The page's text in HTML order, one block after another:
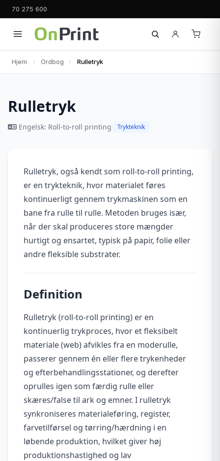
70 275 600
Hjem Ordbog Rulletryk
Rulletryk
Engelsk: Roll-to-roll printing Trykteknik
Rulletryk, også kendt som roll-to-roll printing,
er en trykteknik, hvor materialet føres
kontinuerligt gennem trykmaskinen som en
bane fra rulle til rulle. Metoden bruges især,
når der skal produceres store mængder
hurtigt og ensartet, typisk på papir, folie eller
andre fleksible substrater.
Definition
Rulletryk (roll-to-roll printing) er en
kontinuerlig trykproces, hvor et fleksibelt
materiale (web) afvikles fra en moderulle,
passerer gennem én eller flere trykenheder
og efterbehandlingsstationer, og derefter
oprulles igen som færdig rulle eller
skæres/false til ark og emner. I rulletryk
synkroniseres materialeføring, register,
farvetilførsel og tørring/hærdning i en
løbende produktion, hvilket giver høj
produktionshastighed og lav